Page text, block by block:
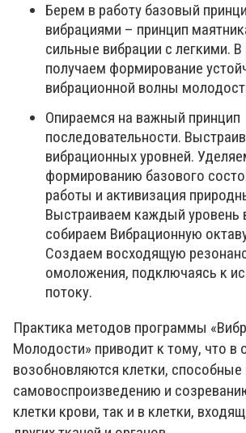
Берем в работу базовый
вибрациями – принцип
сильные вибрации с легкими. В
получаем формирование
вибрационной волны
Опираемся на важный принцип
последовательности.
вибрационных уровней.
формированию базового
работы и активизация
Выстраиваем каждый уровень
собираем Вибрационную
Создаем восходящую
омоложения, подключаясь к
потоку.
Практика методов программы
Молодости» приводит к тому, что в
возобновляются клетки, способные
самовоспроизведению и
клетки крови, так и в клетки,